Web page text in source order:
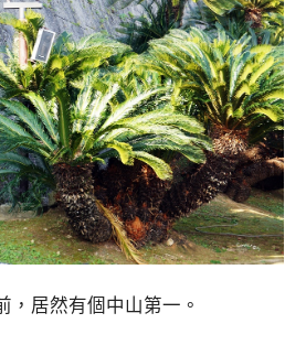
，居然有個中山第一。